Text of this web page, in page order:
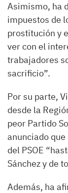
Asimismo, ha
impuestos de
prostitución y
ver con el
trabajadores
sacrificio”.
Por su parte,
desde la
peor Partido
anunciado
del PSOE
Sánchez y de
Además, ha